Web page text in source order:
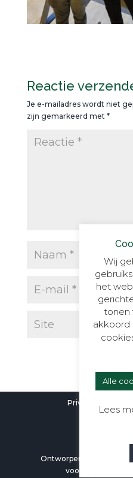
Reactie
Je e-mailadres wordt niet
zijn gemarkeerd met *
Privacyverklaring
Ontworpen door Berali
voorbehouden
Wij
het
tonen
akkoord
Alle
Lees